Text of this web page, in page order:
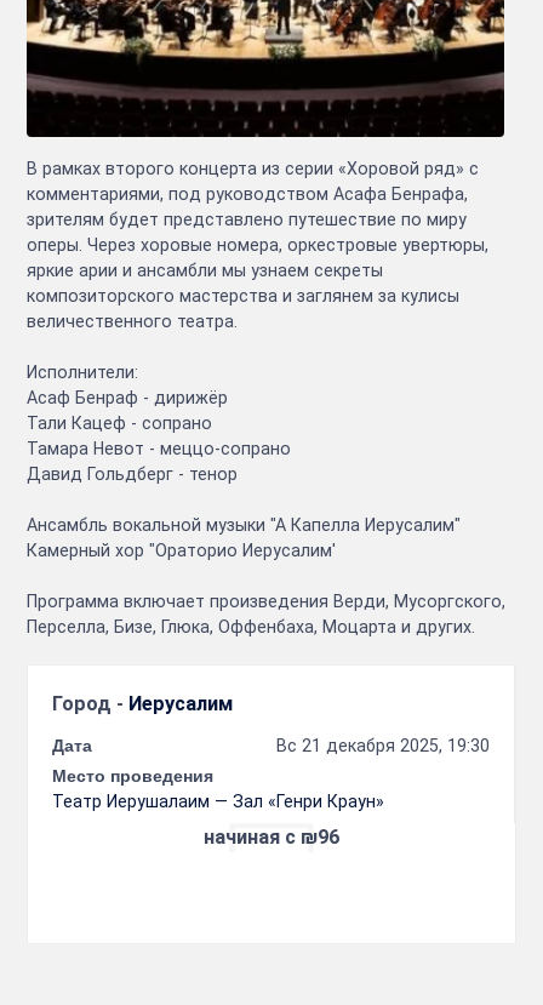
В рамках второго концерта из серии «Хоровой ряд» с
комментариями, под руководством Асафа Бенрафа,
зрителям будет представлено путешествие по миру
оперы. Через хоровые номера, оркестровые увертюры,
яркие арии и ансамбли мы узнаем секреты
композиторского мастерства и заглянем за кулисы
величественного театра.
Исполнители:
Асаф Бенраф - дирижёр
Тали Кацеф - сопрано
Тамара Невот - меццо-сопрано
Давид Гольдберг - тенор
Ансамбль вокальной музыки "А Капелла Иерусалим"
Камерный хор "Ораторио Иерусалим'
Программа включает произведения Верди, Мусоргского,
Перселла, Бизе, Глюка, Оффенбаха, Моцарта и других.
Город - Иерусалим
Дата
Вс 21 декабря 2025, 19:30
Место проведения
Театр Иерушалаим — Зал «Генри Краун»
начиная с ₪96